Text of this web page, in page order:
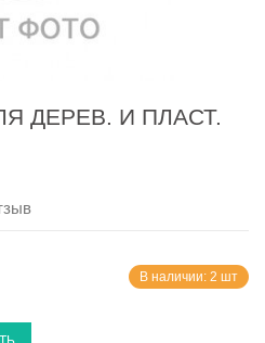
ДЕРЕВ. И ПЛАСТ.
В наличии: 2 шт